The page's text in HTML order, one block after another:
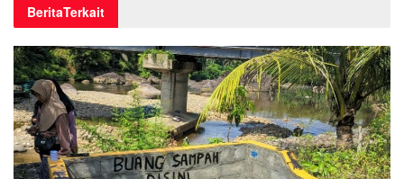
BeritaTerkait